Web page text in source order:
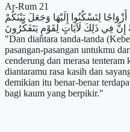
Ar-Rum 21
لِتَسْكُنُوا إِلَيْهَا وَجَعَلَ بَيْنَكُمْ
فِي ذَلِكَ لَآيَاتٍ لِقَوْمٍ يَتَفَكَّرُونَ
"Dan diantara tanda-tanda
pasangan-pasangan untukmu
cenderung dan merasa
diantaramu rasa kasih dan
demikian itu benar-benar
bagi kaum yang berpikir."